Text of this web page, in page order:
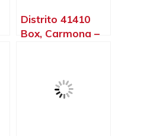
Distrito 41410
Box, Carmona –